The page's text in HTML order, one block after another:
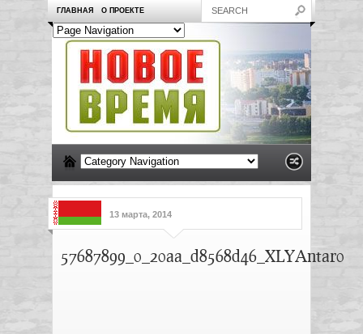
ГЛАВНАЯ О ПРОЕКТЕ
13 марта, 2014
57687899_0_20aa_d8568d46_XLYAntar0